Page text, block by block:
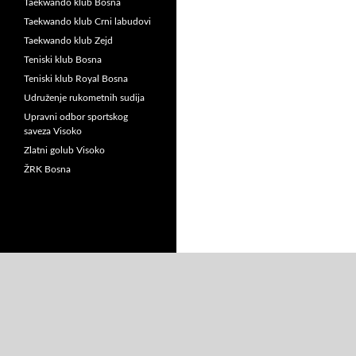
Taekwando klub Bosna
Taekwando klub Crni labudovi
Taekwando klub Zejd
Teniski klub Bosna
Teniski klub Royal Bosna
Udruženje rukometnih sudija
Upravni odbor sportskog
saveza Visoko
Zlatni golub Visoko
ŽRK Bosna